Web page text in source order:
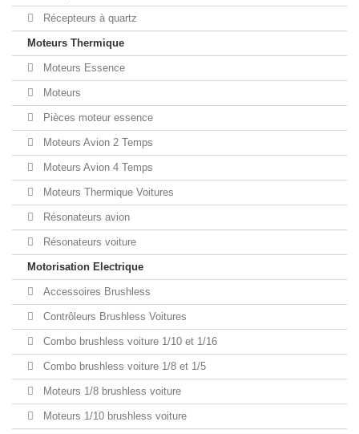
Récepteurs à quartz
Moteurs Thermique
Moteurs Essence
Moteurs
Pièces moteur essence
Moteurs Avion 2 Temps
Moteurs Avion 4 Temps
Moteurs Thermique Voitures
Résonateurs avion
Résonateurs voiture
Motorisation Electrique
Accessoires Brushless
Contrôleurs Brushless Voitures
Combo brushless voiture 1/10 et 1/16
Combo brushless voiture 1/8 et 1/5
Moteurs 1/8 brushless voiture
Moteurs 1/10 brushless voiture